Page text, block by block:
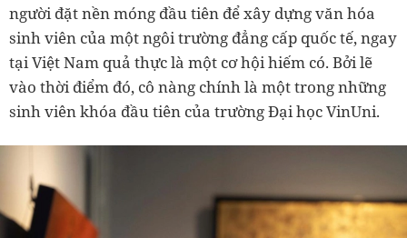
người đặt nền móng đầu tiên để xây dựng văn hóa
sinh viên của một ngôi trường đẳng cấp quốc tế, ngay
tại Việt Nam quả thực là một cơ hội hiếm có. Bởi lẽ
vào thời điểm đó, cô nàng chính là một trong những
sinh viên khóa đầu tiên của trường Đại học VinUni.